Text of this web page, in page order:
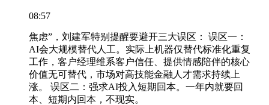
08:57
焦虑”，刘建军特别提醒要避开三大误区： 误区一：
AI会大规模替代人工。实际上机器仅替代标准化重复
工作，客户经理维系客户信任、提供情感陪伴的核心
价值无可替代，市场对高技能金融人才需求持续上
涨。 误区二：强求AI投入短期回本。一年内就要回
本、短期内回本，不现实。